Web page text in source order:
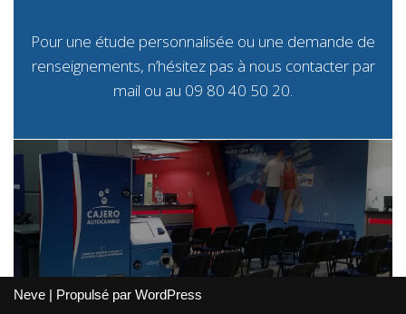
Pour une étude personnalisée ou une demande de
renseignements, n’hésitez pas à nous contacter par
mail ou au 09 80 40 50 20.
Neve | Propulsé par WordPress